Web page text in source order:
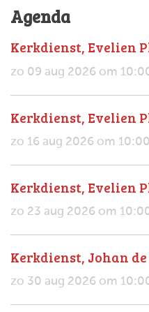
Agenda
Kerkdienst, Evelien
zo 09 aug 2026 om
Kerkdienst, Evelien
zo 16 aug 2026 om 10:00
Kerkdienst, Evelien
zo 23 aug 2026 om
Kerkdienst, Johan
zo 30 aug 2026 om